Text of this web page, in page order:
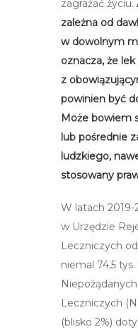
zagrażać życiu.
zależna od
w dowolnym
oznacza, że
z
powinien być
Może bowiem
lub pośrednie
ludzkiego,
stosowany
W latach
w Urzędzie
Leczniczych
niemal 74,5
Leczniczych
(blisko 2%)